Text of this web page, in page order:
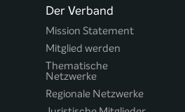
Der Verband
Mission Statement
Mitglied werden
Thematische
Netzwerke
Regionale Netzwerke